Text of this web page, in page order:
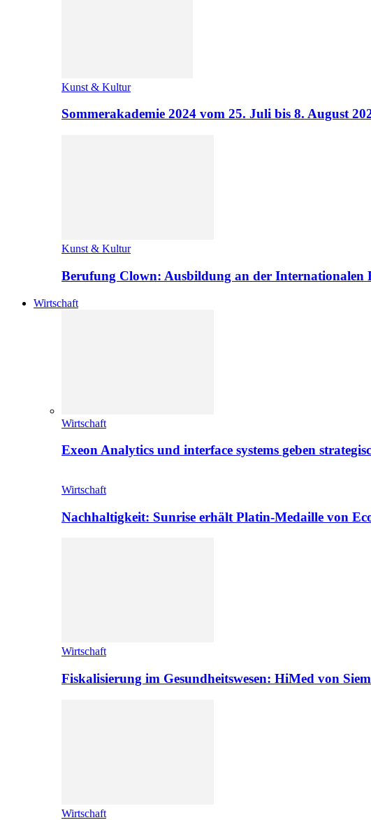
Kunst & Kultur
Sommerakademie 2024 vom 25. Juli bis 8. August
Kunst & Kultur
Berufung Clown: Ausbildung an der Internationalen
Wirtschaft
Wirtschaft
Exeon Analytics und interface systems geben
Wirtschaft
Nachhaltigkeit: Sunrise erhält Platin-Medaille von
Wirtschaft
Fiskalisierung im Gesundheitswesen: HiMed von
Wirtschaft